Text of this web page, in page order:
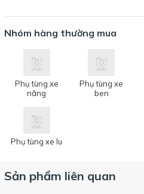
Nhóm hàng thường mua
Phụ tùng xe
nâng
Phụ tùng xe
ben
Phụ tùng xe lu
Sản phẩm liên quan